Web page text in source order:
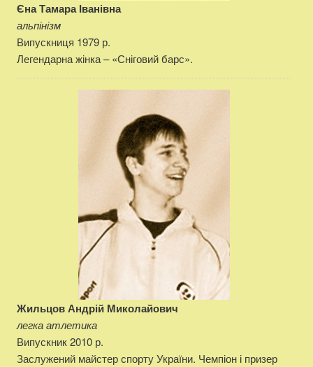
Єна Тамара Іванівна
альпінізм
Випускниця 1979 р.
Легендарна жінка – «Сніговий барс».
Жильцов Андрій Миколайович
легка атлетика
Випускник 2010 р.
Заслужений майстер спорту України. Чемпіон і призер